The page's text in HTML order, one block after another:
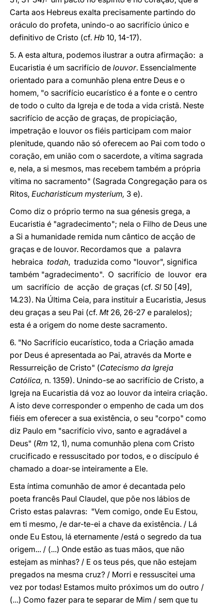
Carta aos Hebreus exalta precisamente partindo do
oráculo do profeta, unindo-o ao sacrifício único e
definitivo de Cristo (cf. Hb 10, 14-17).
5. A esta altura, podemos ilustrar a outra afirmação: a
Eucaristia é um sacrifício de louvor. Essencialmente
orientado para a comunhão plena entre Deus e o
homem, "o sacrifício eucarístico é a fonte e o centro
de todo o culto da Igreja e de toda a vida cristã. Neste
sacrifício de acção de graças, de propiciação,
impetração e louvor os fiéis participam com maior
plenitude, quando não só oferecem ao Pai com todo o
coração, em união com o sacerdote, a vítima sagrada
e, nela, a si mesmos, mas recebem também a própria
vítima no sacramento" (Sagrada Congregação para os
Ritos, Eucharisticum mysterium, 3 e).
Como diz o próprio termo na sua génesis grega, a
Eucaristia é "agradecimento"; nela o Filho de Deus une
a Si a humanidade remida num cântico de acção de
graças e de louvor. Recordamos que a palavra
hebraica todah, traduzida como "louvor", significa
também "agradecimento". O sacrifício de louvor era
um sacrifício de acção de graças (cf. Sl 50 [49],
14.23). Na Última Ceia, para instituir a Eucaristia, Jesus
deu graças a seu Pai (cf. Mt 26, 26-27 e paralelos);
esta é a origem do nome deste sacramento.
6. "No Sacrifício eucarístico, toda a Criação amada
por Deus é apresentada ao Pai, através da Morte e
Ressurreição de Cristo" (Catecismo da Igreja
Católica, n. 1359). Unindo-se ao sacrifício de Cristo, a
Igreja na Eucaristia dá voz ao louvor da inteira criação.
A isto deve corresponder o empenho de cada um dos
fiéis em oferecer a sua existência, o seu "corpo" como
diz Paulo em "sacrifício vivo, santo e agradável a
Deus" (Rm 12, 1), numa comunhão plena com Cristo
crucificado e ressuscitado por todos, e o discípulo é
chamado a doar-se inteiramente a Ele.
Esta íntima comunhão de amor é decantada pelo
poeta francês Paul Claudel, que põe nos lábios de
Cristo estas palavras: "Vem comigo, onde Eu Estou,
em ti mesmo, /e dar-te-ei a chave da existência. / Lá
onde Eu Estou, lá eternamente /está o segredo da tua
origem... / (...) Onde estão as tuas mãos, que não
estejam as minhas? / E os teus pés, que não estejam
pregados na mesma cruz? / Morri e ressuscitei uma
vez por todas! Estamos muito próximos um do outro /
(...) Como fazer para te separar de Mim / sem que tu